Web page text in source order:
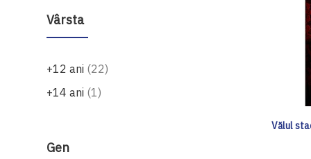
Vârsta
+12 ani 22produse
+14 ani 1produs
Gen
Vălul